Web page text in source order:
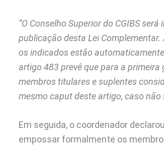
“O Conselho Superior do CGIBS
publicação desta Lei Complementar.
os indicados estão
artigo 483 prevê que para a primeira
membros titulares e suplentes
mesmo caput deste artigo, caso
Em seguida, o coordenador
empossar formalmente os